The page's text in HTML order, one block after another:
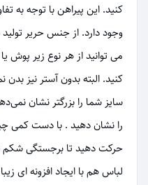
کنید. این پیراهن با توجه به
وجود دارد. از جنس حریر
می توانید از هر نوع زیر پوش
کنید. البته بدون آستر نیز
سایز شما را بزرگتر نشان
را نشان دهید . با دست کمی
حرکت دهید تا برجستگی شکم
لباس هم با ایجاد افزونه ای